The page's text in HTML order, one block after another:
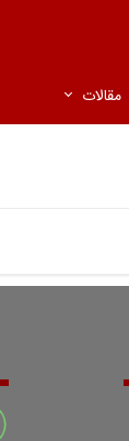
مقالات